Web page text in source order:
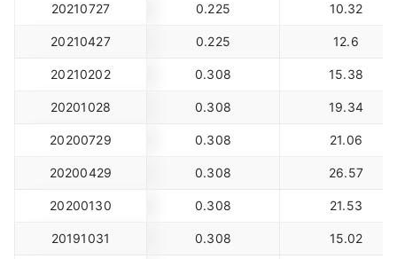
20210727 0.225 10.32
20210427 0.225 12.6
20210202 0.308 15.38
20201028 0.308 19.34
20200729 0.308 21.06
20200429 0.308 26.57
20200130 0.308 21.53
20191031 0.308 15.02